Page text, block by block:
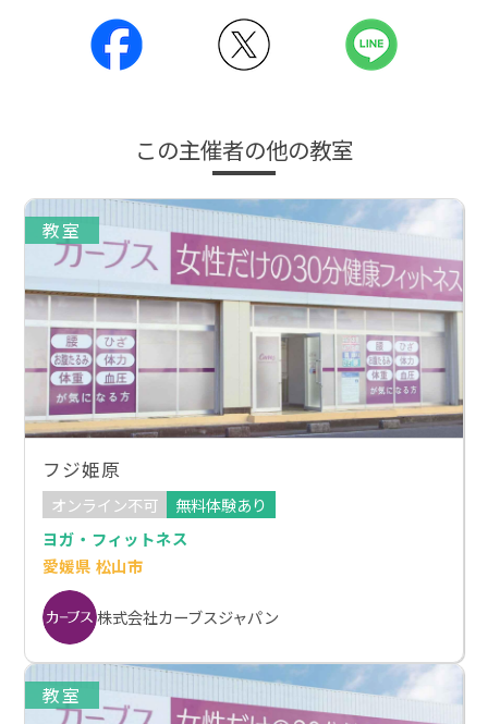
この主催者の他の教室
教室
フジ姫原
オンライン不可
無料体験あり
ヨガ・フィットネス
愛媛県 松山市
株式会社カーブスジャパン
教室